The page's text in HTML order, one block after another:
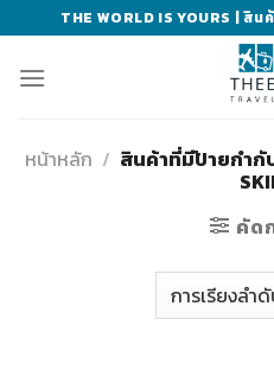
to
content
THE WORLD IS YOURS | สิ
หน้าหลัก / สินค้าที่มีป้ายกำกับ
คัด